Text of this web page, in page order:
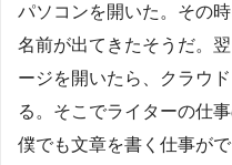
パソコンを開いた。その
名前が出てきたそうだ。
ージを開いたら、クラウ
る。そこでライターの仕
僕でも文章を書く仕事がで